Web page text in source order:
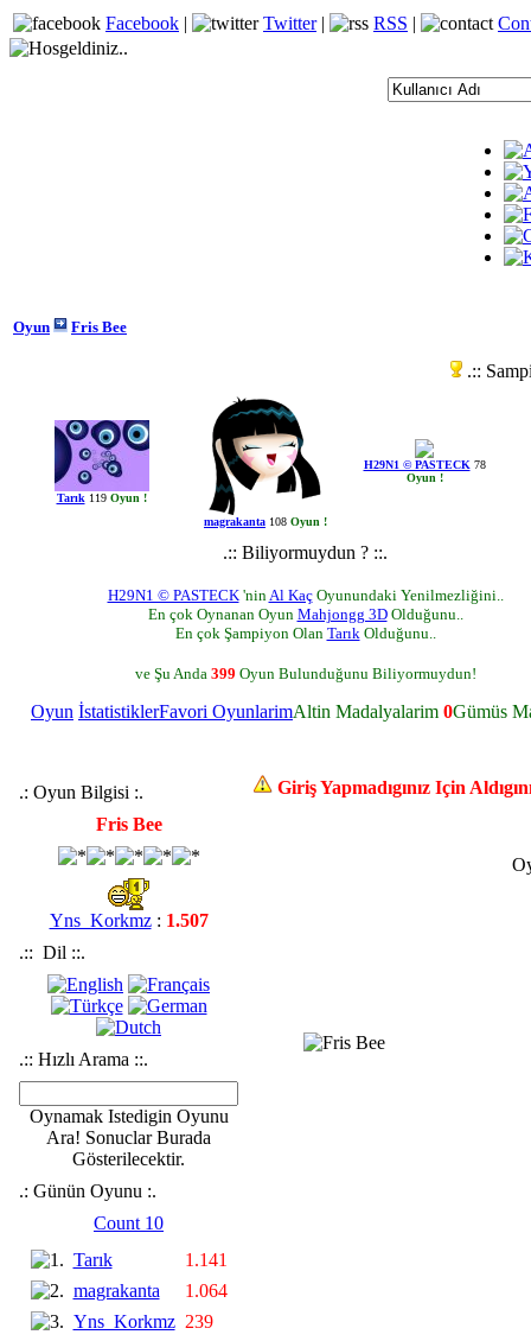
Facebook | Twitter| RSS |
Oyun Fris Bee
.::
Tarık 119 Oyun !
magrakanta 108 Oyun !
H29N1 © PASTECK 78
Oyun !
.:: Biliyormuydun ? ::.
H29N1 © PASTECK'nin Al KaçOyunundaki Yenilmezliğini..
En çok Oynanan Oyun Mahjongg 3DOlduğunu..
En çok Şampiyon Olan Tarık Olduğunu..
ve Şu Anda 399 Oyun Bulunduğunu Biliyormuydun!
Oyun İstatistiklerFavori OyunlarimAltin Madalyalarim 0Gümüs
.: Oyun Bilgisi :.
Fris Bee
Yns_Korkmz: 1.507
.:: Dil ::.
.:: Hızlı Arama ::.
Oynamak Istedigin Oyunu
Ara! Sonuclar Burada
Gösterilecektir.
.: Günün Oyunu :.
Count 10
Tarık
1.141
magrakanta
1.064
Yns_Korkmz 239
Giriş Yapmadıgınız Için